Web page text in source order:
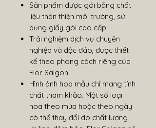
Sản phẩm được gói bằng chất
liệu thân thiện môi trường, sử
dụng giấy gói cao cấp.
Trải nghiệm dịch vụ chuyên
nghiệp và độc đáo, được thiết
kế theo phong cách riêng của
Flor Saigon.
Hình ảnh hoa mẫu chỉ mang tính
chất tham khảo. Một số loại
hoa theo mùa hoặc theo ngày
có thể thay đổi do chất lượng